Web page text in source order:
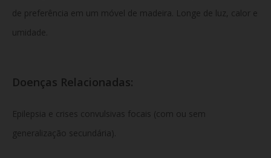
de preferência em um móvel de madeira. Longe de luz, calor e
umidade.
Doenças Relacionadas:
Epilepsia e crises convulsivas focais (com ou sem
generalização secundária).